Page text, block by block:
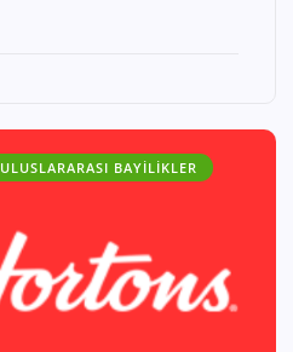
ULUSLARARASI BAYILIKLER